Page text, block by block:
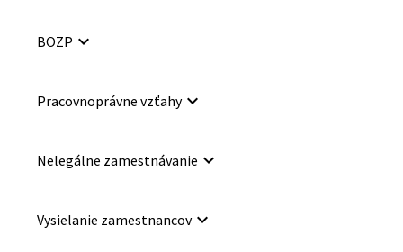
BOZP keyboard_arrow_down
Pracovnoprávne vzťahykeyboard_arrow_down
Nelegálne zamestnávanie keyboard_arrow_down
Vysielanie zamestnancovkeyboard_arrow_down